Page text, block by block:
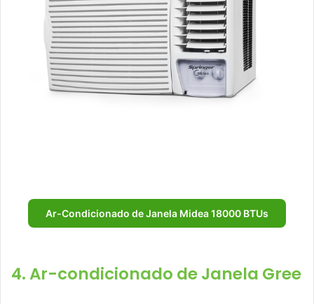
Ar-Condicionado de Janela Midea 18000 BTUs
4. Ar-condicionado de Janela Gree